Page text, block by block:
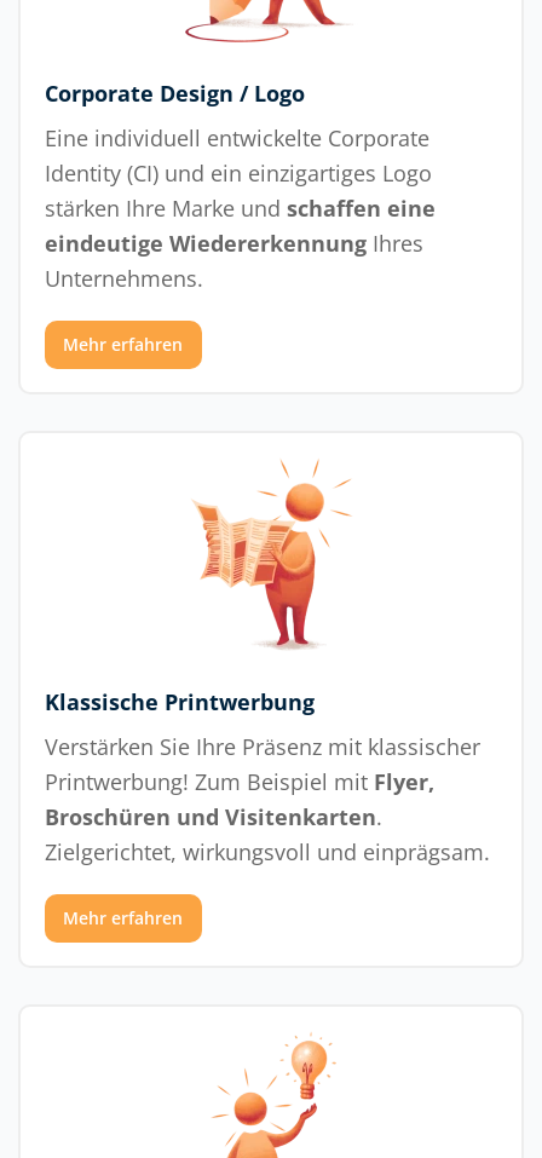
Corporate Design / Logo
Eine individuell entwickelte Corporate
Identity (CI) und ein einzigartiges Logo
stärken Ihre Marke und schaffen eine
eindeutige WiedererkennungIhres
Unternehmens.
Mehr erfahren
Klassische Printwerbung
Verstärken Sie Ihre Präsenz mit klassischer
Printwerbung! Zum Beispiel mit Flyer,
Broschüren und Visitenkarten.
Zielgerichtet, wirkungsvoll und einprägsam.
Mehr erfahren